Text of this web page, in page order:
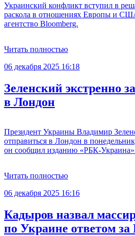
Украинский конфликт вступил в
раскола в отношениях Европы и
агентство Bloomberg.
Читать полностью
06 декабря 2025 16:18
Зеленский экстренно
в Лондон
Президент Украины Владимир
отправиться в Лондон в
он сообщил изданию «РБК-
Читать полностью
06 декабря 2025 16:16
Кадыров назвал
по Украине ответом